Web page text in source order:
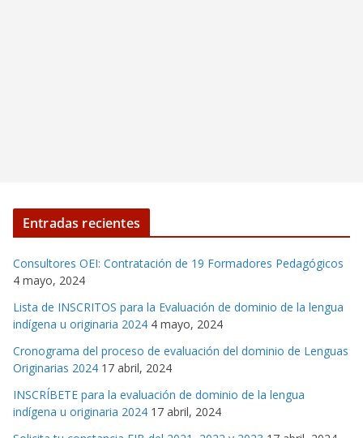
Entradas recientes
Consultores OEI: Contratación de 19 Formadores Pedagógicos
4 mayo, 2024
Lista de INSCRITOS para la Evaluación de dominio de la lengua
indígena u originaria 2024 4 mayo, 2024
Cronograma del proceso de evaluación del dominio de Lenguas
Originarias 2024 17 abril, 2024
INSCRÍBETE para la evaluación de dominio de la lengua
indígena u originaria 2024 17 abril, 2024